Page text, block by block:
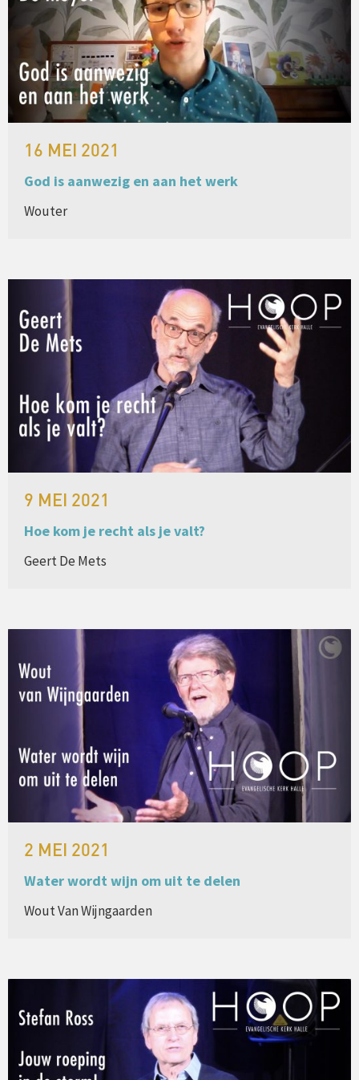
16 MEI 2021
God is aanwezig en aan het werk
Wouter
9 MEI 2021
Hoe kom je recht als je valt?
Geert De Mets
2 MEI 2021
Water wordt wijn om uit te delen
Wout Van Wijngaarden